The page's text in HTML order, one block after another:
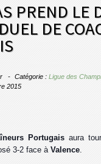
PREND LE
DE
Catégorie :Ligue des
2015
Portugaisaura
3-2 face àValence.